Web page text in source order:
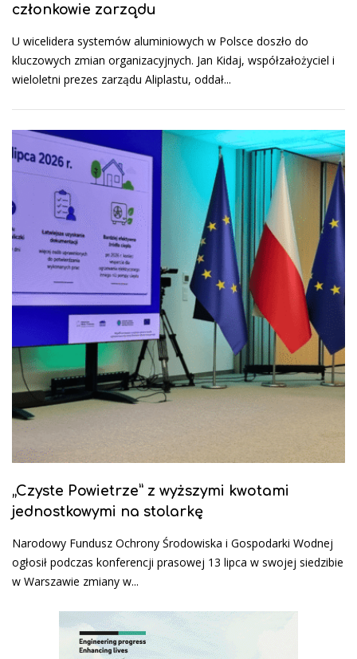
członkowie zarządu
U wicelidera systemów aluminiowych w Polsce doszło do
kluczowych zmian organizacyjnych. Jan Kidaj, współzałożyciel i
wieloletni prezes zarządu Aliplastu, oddał...
„Czyste Powietrze” z wyższymi kwotami
jednostkowymi na stolarkę
Narodowy Fundusz Ochrony Środowiska i Gospodarki Wodnej
ogłosił podczas konferencji prasowej 13 lipca w swojej siedzibie
w Warszawie zmiany w...